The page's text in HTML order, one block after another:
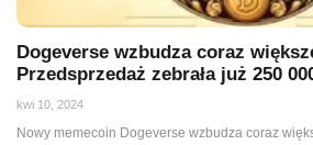
Dogeverse wzbudza coraz
Przedsprzedaż zebrała już 250
kwi 10, 2024
Nowy memecoin Dogeverse wzbudza coraz